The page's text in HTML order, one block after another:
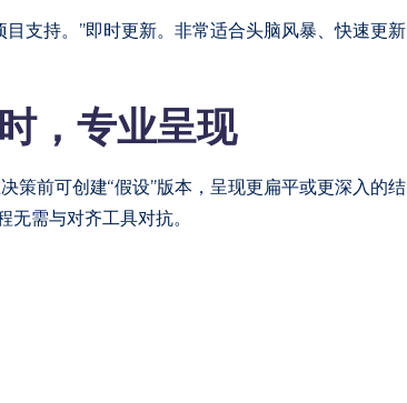
支持。”即时更新。非常适合头脑风暴、快速更新
，专业呈现
策前可创建“假设”版本，呈现更扁平或更深入的结
需与对齐工具对抗。